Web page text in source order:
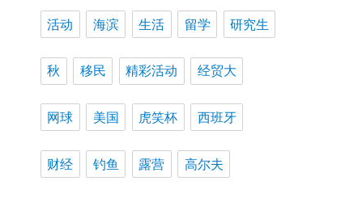
活动 海滨 生活 留学 研究生
秋 移民 精彩活动 经贸大
网球 美国 虎笑杯 西班牙
财经 钓鱼 露营 高尔夫